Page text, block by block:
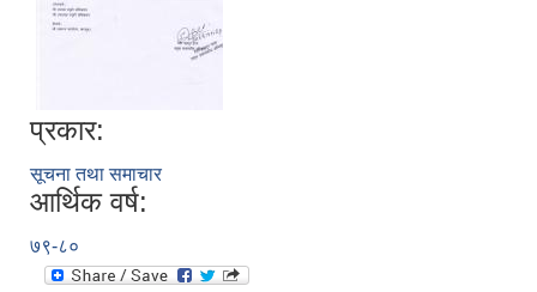
प्रकार:
सूचना तथा समाचार
आर्थिक वर्ष:
७९-८०